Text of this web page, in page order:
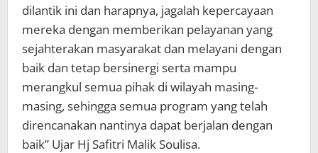
dilantik ini dan harapnya, jagalah kepercayaan
mereka dengan memberikan pelayanan yang
sejahterakan masyarakat dan melayani dengan
baik dan tetap bersinergi serta mampu
merangkul semua pihak di wilayah masing-
masing, sehingga semua program yang telah
direncanakan nantinya dapat berjalan dengan
baik” Ujar Hj Safitri Malik Soulisa.